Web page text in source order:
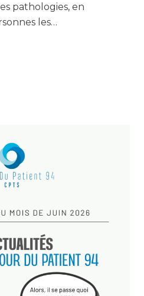
pathologies, en
les…